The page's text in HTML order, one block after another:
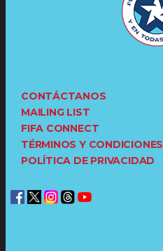
CONTÁCTANOS
MAILING LIST
FIFA CONNECT
TÉRMINOS Y CONDICIONES
POLÍTICA DE PRIVACIDAD